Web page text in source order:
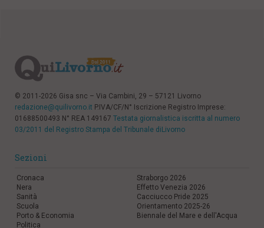
© 2011-2026 Gisa snc – Via Cambini, 29 – 57121 Livorno
redazione@quilivorno.it P.IVA/CF/N° Iscrizione Registro Imprese:
01688500493 N° REA 149167 Testata giornalistica iscritta al numero
03/2011 del Registro Stampa del Tribunale diLivorno
Sezioni
Cronaca
Nera
Sanità
Scuola
Porto & Economia
Politica
Straborgo 2026
Effetto Venezia 2026
Cacciucco Pride 2025
Orientamento 2025-26
Biennale del Mare e dell'Acqua